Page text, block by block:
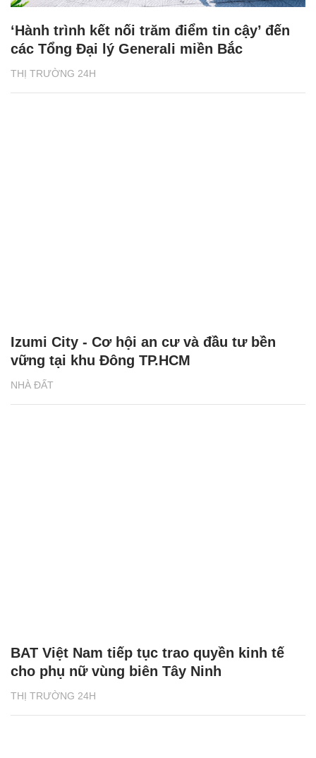
THỊ TRƯỜNG 24H
‘Hành trình kết nối trăm điểm tin cậy’ đến
các Tổng Đại lý Generali miền Bắc
NHÀ ĐẤT
Izumi City - Cơ hội an cư và đầu tư bền
vững tại khu Đông TP.HCM
THỊ TRƯỜNG 24H
BAT Việt Nam tiếp tục trao quyền kinh tế
cho phụ nữ vùng biên Tây Ninh